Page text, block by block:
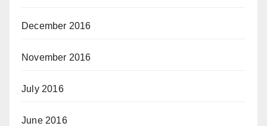
December 2016
November 2016
July 2016
June 2016